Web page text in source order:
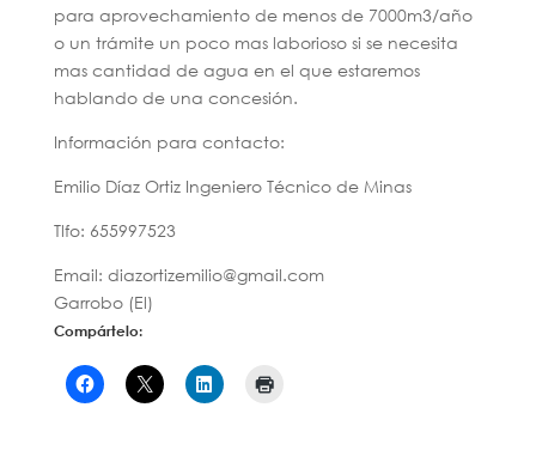
para aprovechamiento de menos de 7000m3/año
o un trámite un poco mas laborioso si se necesita
mas cantidad de agua en el que estaremos
hablando de una concesión.
Información para contacto:
Emilio Díaz Ortiz Ingeniero Técnico de Minas
Tlfo: 655997523
Email: diazortizemilio@gmail.com
Garrobo (El)
Compártelo: